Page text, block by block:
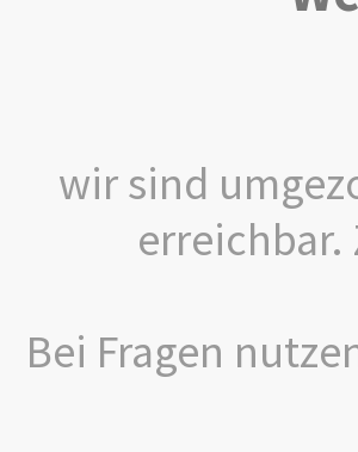
wir sind
erreichbar.
Bei Fragen